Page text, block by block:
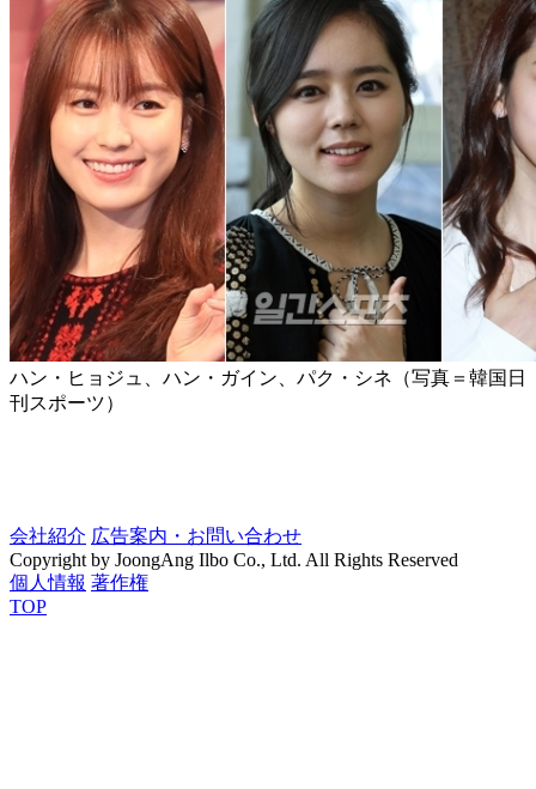
ハン・ヒョジュ、ハン・ガイン、パク・シネ（写真＝韓国日
刊スポーツ）
会社紹介 広告案内・お問い合わせ
Copyright by JoongAng Ilbo Co., Ltd. All Rights Reserved
個人情報 著作権
TOP